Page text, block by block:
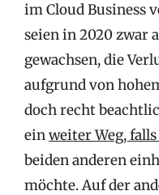
im Cloud Business
seien in 2020 zwar
gewachsen, die
aufgrund von
doch recht
einweiter Weg,
beiden anderen
möchte. Auf der